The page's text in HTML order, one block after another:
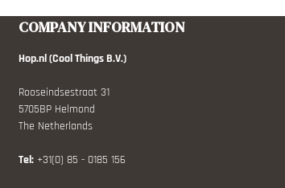
COMPANY INFORMATION
Hop.nl (Cool Things B.V.)
Rooseindsestraat 31
5705BP Helmond
The Netherlands
Tel: +31(0) 85 - 0185 156